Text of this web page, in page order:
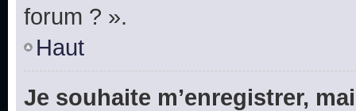
forum ? ».
Haut
Je souhaite m’enregistrer,